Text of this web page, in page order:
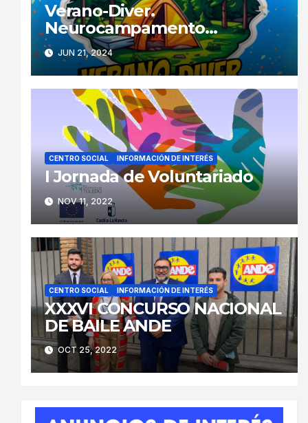
Verano-Diver.
Neurocampamento
Adaptado
JUN 21, 2024
CENTRO SOCIAL INFORMACIÓN DE INTERÉS
I Jornada de Voluntariado
NOV 11, 2022
CENTRO SOCIAL INFORMACIÓN DE INTERÉS
XXXVI CONCURSO NACIONAL
DE BAILE ANDE
OCT 25, 2022